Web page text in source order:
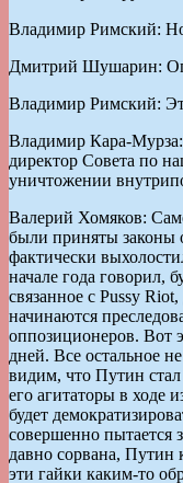
Владимир Римский:
Дмитрий Шушарин:
Владимир Римский:
Владимир Кара-
директор Совета по
уничтожении
Валерий Хомяков:
были приняты законы
фактически
начале года говорил,
связанное с Pussy
начинаются
оппозиционеров. Вот
дней. Все остальное
видим, что Путин
его агитаторы в ходе
будет
совершенно пытается
давно сорвана, Путин
эти гайки каким-то